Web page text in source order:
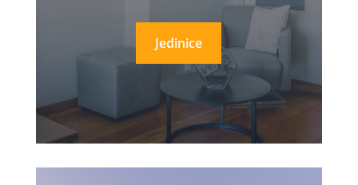
Jedinice